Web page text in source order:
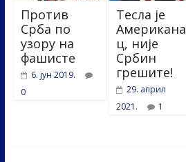
Против
Срба по
узору на
фашисте
6. јун 2019.
0
Тесла је
Американа
ц, није
Србин
грешите!
29. април
2021.
1